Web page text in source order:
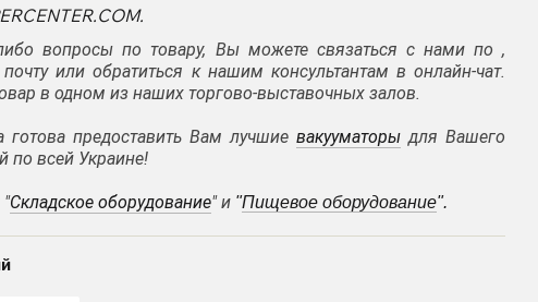
вопросы по товару, Вы можете связаться с нами по ,
или обратиться к нашим консультантам в онлайн-чат.
в одном из наших торгово-выставочных залов.
готова предоставить Вам лучшие вакууматоры для Вашего
по всей Украине!
"Складское оборудование" и "Пищевое оборудование".